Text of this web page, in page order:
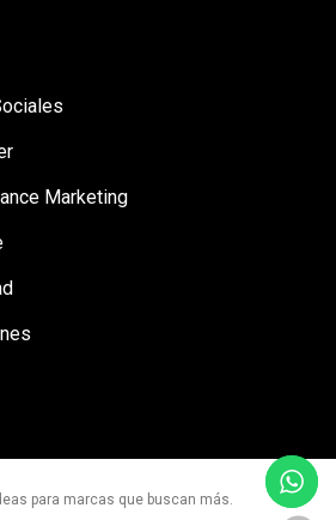
Marketing
para marcas que buscan más.